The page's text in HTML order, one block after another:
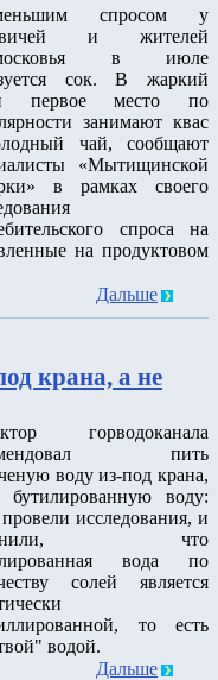
спросом у
и жителей
в июле
сок. В жаркий
первое место по
занимают квас
чай, сообщают
«Мытищинской
в рамках своего
спроса на
на продуктовом
Дальше
крана, а не
горводоканала
пить
воду из-под крана,
воду:
исследования, и
что
вода по
солей является
то есть
водой.
Дальше